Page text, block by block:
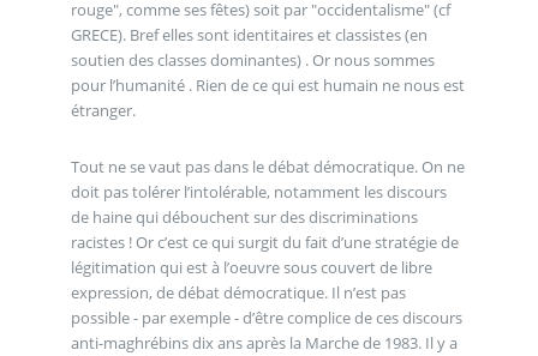
rouge", comme ses fêtes) soit par "occidentalisme" (cf
GRECE). Bref elles sont identitaires et classistes (en
soutien des classes dominantes) . Or nous sommes
pour l’humanité . Rien de ce qui est humain ne nous est
étranger.
Tout ne se vaut pas dans le débat démocratique. On ne
doit pas tolérer l’intolérable, notamment les discours
de haine qui débouchent sur des discriminations
racistes ! Or c’est ce qui surgit du fait d’une stratégie de
légitimation qui est à l’oeuvre sous couvert de libre
expression, de débat démocratique. Il n’est pas
possible - par exemple - d’être complice de ces discours
anti-maghrébins dix ans après la Marche de 1983. Il y a